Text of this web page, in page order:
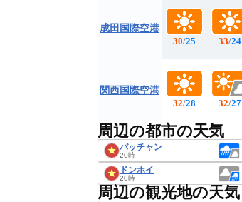
成田国際空港
関西国際空港
30/25
32/28
33/24
32/27
周辺の都市の天気
バッチャン
20時
ドンホイ
20時
周辺の観光地の天気